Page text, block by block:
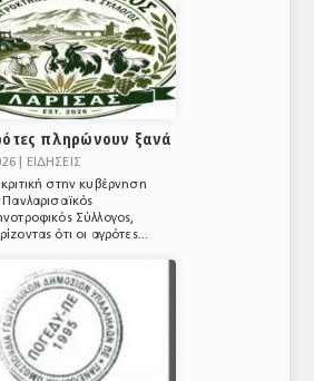
πληρώνουν ξανά
|
ΕΙΔΗΣΕΙΣ
στην κυβέρνηση
Σύλλογος,
ότι οι αγρότες...